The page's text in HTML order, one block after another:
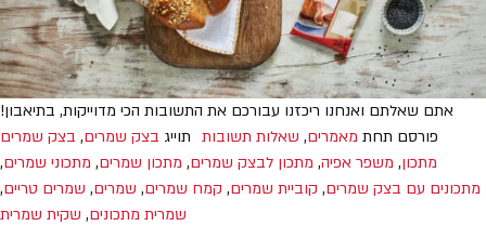
אתם שאלתם ואנחנו ריכזנו עבורכם את התשובות הכי מדוייקות, בתיאבון!
פורסם תחת מאמרים, שאלות תשובות תוייג בצק שמרים, בצק שמרים
מתכון, משפר אפיה, מתכון לבצק שמרים, מתכון שמרים, מתכוני שמרים,
מתכונים עם בצק שמרים, קוביית שמרים, קמח שמרים, שמרים, שמרים טריים,
שמרית מתכונים, שקית שמרית